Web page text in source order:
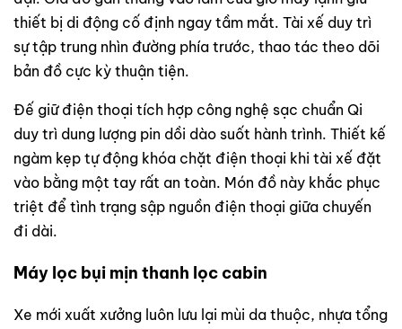
thiết bị di động cố định ngay tầm mắt. Tài xế duy trì
sự tập trung nhìn đường phía trước, thao tác theo dõi
bản đồ cực kỳ thuận tiện.
Đế giữ điện thoại tích hợp công nghệ sạc chuẩn Qi
duy trì dung lượng pin dồi dào suốt hành trình. Thiết kế
ngàm kẹp tự động khóa chặt điện thoại khi tài xế đặt
vào bằng một tay rất an toàn. Món đồ này khắc phục
triệt để tình trạng sập nguồn điện thoại giữa chuyến
đi dài.
Máy lọc bụi mịn thanh lọc cabin
Xe mới xuất xưởng luôn lưu lại mùi da thuộc, nhựa tổng